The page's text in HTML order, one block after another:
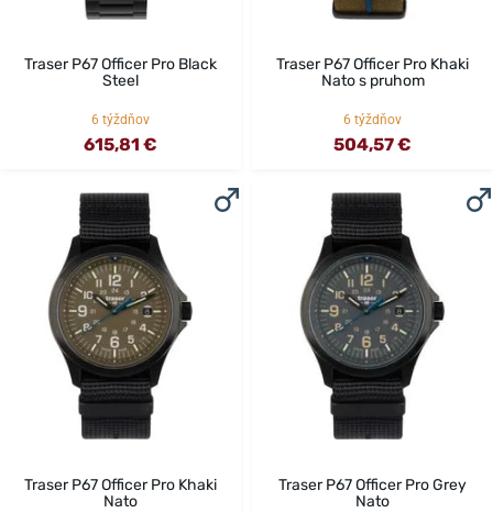
Traser P67 Officer Pro Black
Steel
6 týždňov
615,81 €
Traser P67 Officer Pro Khaki
Nato s pruhom
6 týždňov
504,57 €
Traser P67 Officer Pro Khaki
Nato
Traser P67 Officer Pro Grey
Nato